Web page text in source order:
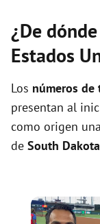
¿De
Estados
Los números de
presentan al
como origen
de South Dakota